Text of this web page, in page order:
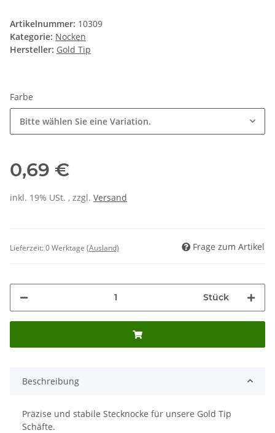
Artikelnummer: 10309
Kategorie: Nocken
Hersteller: Gold Tip
Farbe
Bitte wählen Sie eine Variation.
0,69 €
inkl. 19% USt. , zzgl. Versand
Lieferzeit:0 Werktage (Ausland) Frage zum Artikel
Stück
Beschreibung
Präzise und stabile Stecknocke für unsere Gold Tip
Schäfte.